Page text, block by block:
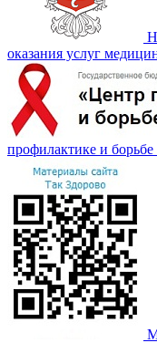
оказания услуг
профилактике и